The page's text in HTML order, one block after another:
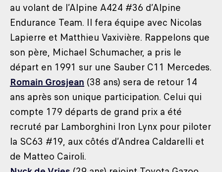
au volant de l’Alpine A424 #36 d’Alpine
Endurance Team. Il fera équipe avec Nicolas
Lapierre et Matthieu Vaxivière. Rappelons que
son père, Michael Schumacher, a pris le
départ en 1991 sur une Sauber C11 Mercedes.
Romain Grosjean (38 ans) sera de retour 14
ans après son unique participation. Celui qui
compte 179 départs de grand prix a été
recruté par Lamborghini Iron Lynx pour piloter
la SC63 #19, aux côtés d’Andrea Caldarelli et
de Matteo Cairoli.